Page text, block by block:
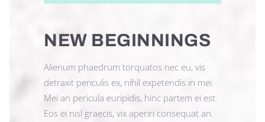
NEW BEGINNINGS
Alienum phaedrum torquatos nec eu, vis
detraxit periculis ex, nihil expetendis in mei.
Mei an pericula euripidis, hinc partem ei est.
Eos ei nisl graecis, vix aperiri consequat an.